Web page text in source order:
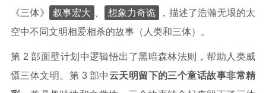
《三体》 叙事宏大 、 想象力奇诡
，描述了浩瀚无垠的太
空中不同文明相爱相杀的故事（人类和三体）。
第 2 部面壁计划中逻辑悟出了黑暗森林法则，帮助人类威
慑三体文明。第 3 部中云天明留下的三个童话故事非常精